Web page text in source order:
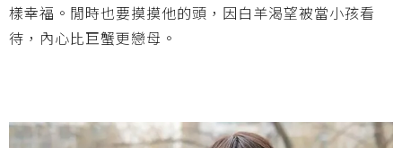
樣幸福。閒時也要摸摸他的頭，因白羊渴望被當小孩看
待，內心比巨蟹更戀母。